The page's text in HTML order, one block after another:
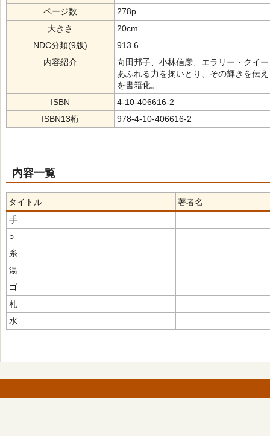
ページ数
278p
大きさ
20cm
NDC分類(9版)
913.6
内容紹介
向田邦子、小林信彦、エラリー・クイ
あふれる力を掬いとり、その輝きを伝
を書籍化。
ISBN
4-10-406616-2
ISBN13桁
978-4-10-406616-2
内容一覧
タイトル
著者名
手
○
糸
湯
ゴ
札
水